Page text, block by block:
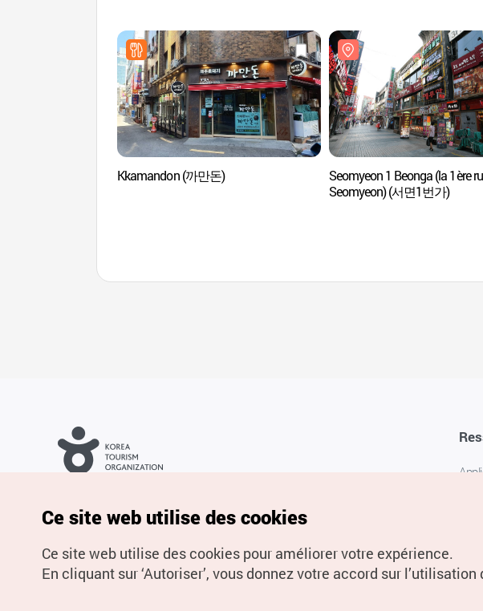
Kkamandon (까만돈)
Seomyeon 1 Beonga (la 1ère
Seomyeon) (서면1번가)
Pour les rapports d'erreurs et demandes de renseignements,
adressez vos demandes à
Ce site web utilise des cookies
Ce site web utilise des cookies pour améliorer votre expérience.
En cliquant sur ‘Autoriser’, vous donnez votre accord sur l’utilisation